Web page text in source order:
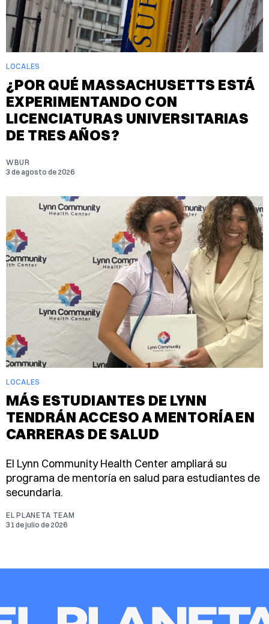
LOCALES
¿POR QUÉ MASSACHUSETTS ESTÁ
EXPERIMENTANDO CON
LICENCIATURAS UNIVERSITARIAS
DE TRES AÑOS?
WBUR
3 de agosto de 2026
LOCALES
MÁS ESTUDIANTES DE LYNN
TENDRÁN ACCESO A MENTORÍA EN
CARRERAS DE SALUD
El Lynn Community Health Center ampliará su
programa de mentoría en salud para estudiantes de
secundaria.
EL PLANETA TEAM
31 de julio de 2026